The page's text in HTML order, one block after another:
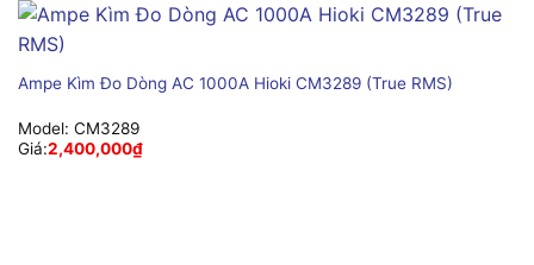
Ampe Kìm Đo Dòng AC 1000A Hioki CM3289 (True RMS)
Model: CM3289
Giá:2,400,000₫